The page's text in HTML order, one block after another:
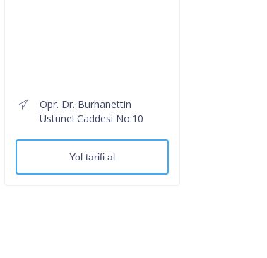
Opr. Dr. Burhanettin
Üstünel Caddesi No:10
Yol tarifi al